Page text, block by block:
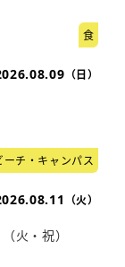
食
（日）
ーチ・キャンパス
（火）
火・祝）